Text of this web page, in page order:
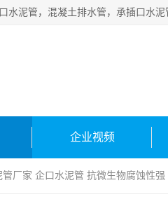
企业视频
管厂家 企口水泥管 抗微生物腐蚀性强